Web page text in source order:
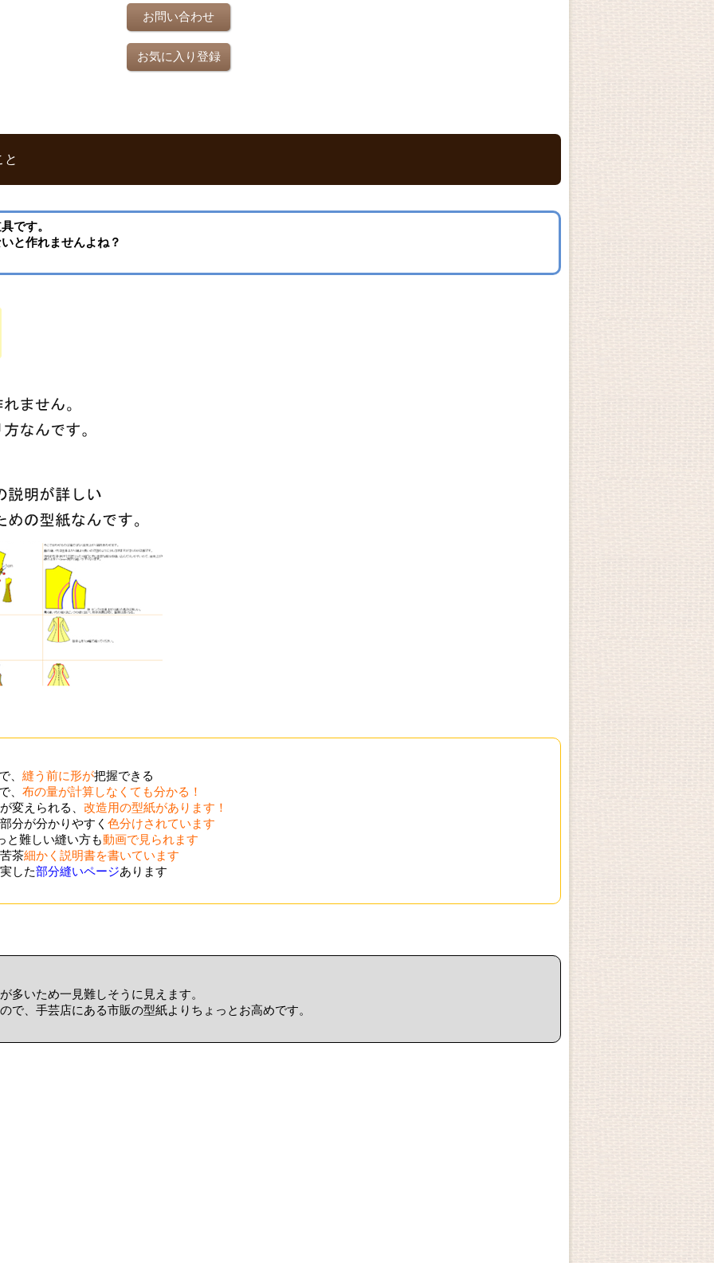
お問い合わせ
お気に入り登録
と
です。
と作れませんよね？
、 縫う前に形が把握できる
、 布の量が計算しなくても分かる！
変えられる、 改造用の型紙があります！
分が分かりやすく 色分けされています
と難しい縫い方も動画で見られます
茶細かく説明書を書いています
した部分縫いページあります
多いため一見難しそうに見えます。
で、手芸店にある市販の型紙よりちょっとお高めです。